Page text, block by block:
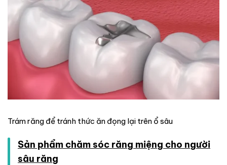
Trám răng để tránh thức ăn đọng lại trên ổ sâu
Sản phẩm chăm sóc răng miệng cho người
sâu răng